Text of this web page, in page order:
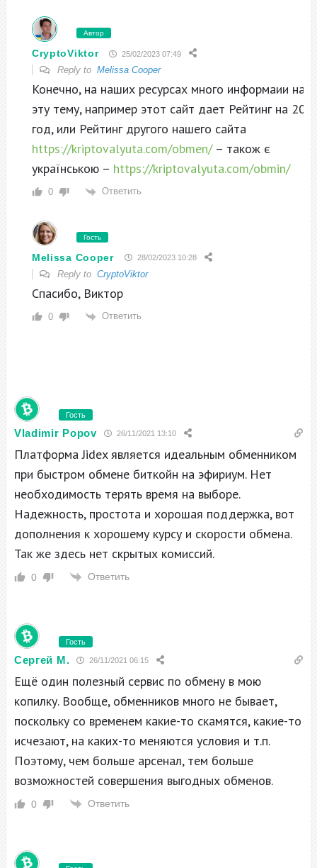
Автор
CryptoViktor 25/02/2023 07:49
Reply to Melissa Cooper
Конечно, на наших ресурсах много информаии на
эту тему, например этот сайт дает Рейтинг на
год, или Рейтинг другого нашего сайта
https://kriptovalyuta.com/obmen/– також є
українською – https://kriptovalyuta.com/obmin/
0 Ответить
Гость
Melissa Cooper 28/02/2023 10:28
Reply to CryptoViktor
Спасибо, Виктор
0 Ответить
Гость
Vladimir Popov 26/11/2021 13:10
Платформа Jidex является идеальным обменником
при быстром обмене биткойн на эфириум. Нет
необходимость терять время на выборе.
Надежность, простота и хорошая поддержка, вот
дополнения к хорошему курсу и скорости обмена.
Так же здесь нет скрытых комиссий.
0 Ответить
Гость
Сергей М. 26/11/2021 06:15
Ещё один полезный сервис по обмену в мою
копилку. Вообще, обменников много не бывает,
поскольку со временем какие-то скамятся, какие-то
исчезают, на каких-то меняются условия и т.п.
Поэтому, чем больше арсенал, тем больше
возможностей совершения выгодных обменов.
0 Ответить